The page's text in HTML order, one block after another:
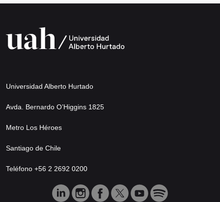
Universidad Alberto Hurtado
Avda. Bernardo O’Higgins 1825
Metro Los Héroes
Santiago de Chile
Teléfono +56 2 2692 0200